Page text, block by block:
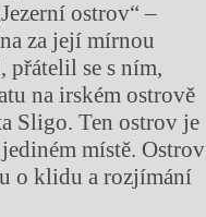
ostrov“ –
za její mírnou
přátelil se s ním,
na irském ostrově
Sligo. Ten ostrov je
místě. Ostrov
o klidu a rozjímání